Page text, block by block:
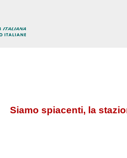
Siamo spiacenti, la